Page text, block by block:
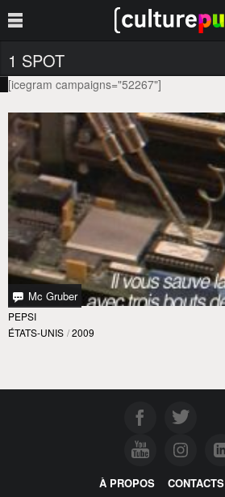
1 SPOT
[icegram campaigns="52267"]
Mc Gruber
PEPSI
ÉTATS-UNIS / 2009
À PROPOS CONTACTS